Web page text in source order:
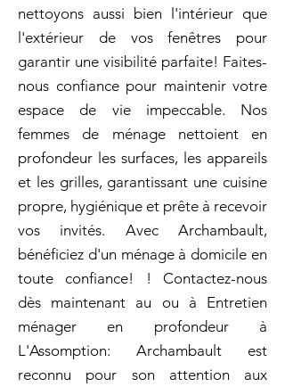
nettoyons aussi bien l'intérieur que
l'extérieur de vos fenêtres pour
garantir une visibilité parfaite! Faites-
nous confiance pour maintenir votre
espace de vie impeccable. Nos
femmes de ménage nettoient en
profondeur les surfaces, les appareils
et les grilles, garantissant une cuisine
propre, hygiénique et prête à recevoir
vos invités. Avec Archambault,
bénéficiez d'un ménage à domicile en
toute confiance! ! Contactez-nous
dès maintenant au ou à Entretien
ménager en profondeur à
L'Assomption: Archambault est
reconnu pour son attention aux